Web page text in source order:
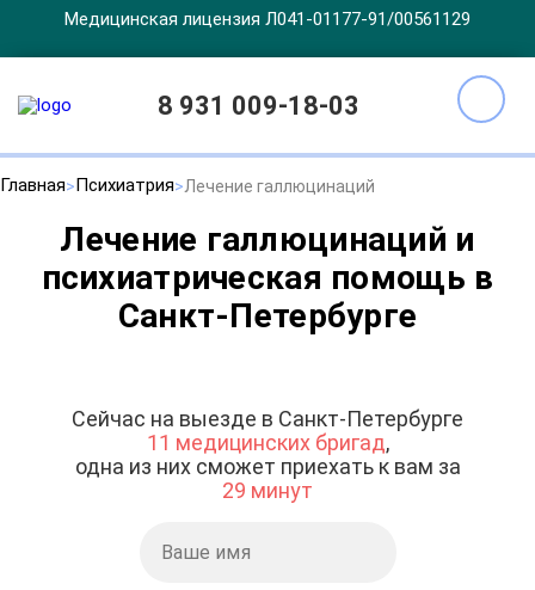
Медицинская лицензия Л041-01177-91/00561129
8 931 009-18-03
Главная Психиатрия Лечение галлюцинаций
Лечение галлюцинаций и
психиатрическая помощь в
Санкт-Петербурге
Сейчас на выезде в Санкт-Петербурге
11 медицинских бригад,
одна из них сможет приехать к вам за
29 минут